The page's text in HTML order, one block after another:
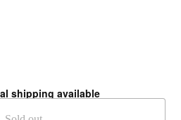
shipping available